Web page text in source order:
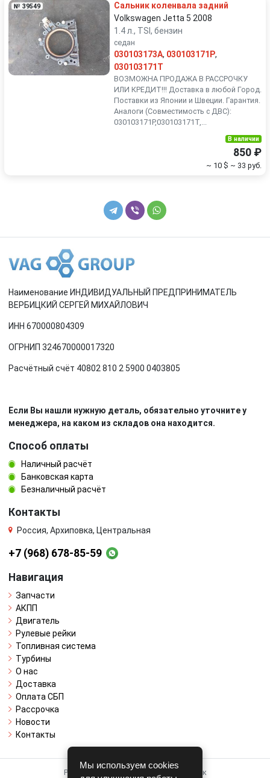
SEAT Skoda
Smart
Subaru
Volkswagen
№ 39549
Сальник коленвала задний
Volkswagen Jetta 5 2008
1.4 л., TSI, бензин
седан
030103173A, 030103171P,
030103171T
ВОЗМОЖНА ПРОДАЖА В РАССРОЧКУ
ИЛИ КРЕДИТ!!! Доставка в любой Город.
Поставки из Японии и Швеции. Гарантия.
Аналоги (Совместимость с ДВС):
030103171P,030103171T,...
В наличии
850 ₽
~ 10 $ ~ 33 руб.
Наименование ИНДИВИДУАЛЬНЫЙ ПРЕДПРИНИМАТЕЛЬ
ВЕРБИЦКИЙ СЕРГЕЙ МИХАЙЛОВИЧ
ИНН 670000804309
ОГРНИП 324670000017320
Расчётный счёт 40802 810 2 5900 0403805
Если Вы нашли нужную деталь, обязательно уточните у
менеджера, на каком из складов она находится.
Способ оплаты
Наличный расчёт
Банковская карта
Безналичный расчёт
Контакты
Россия, Архиповка, Центральная
+7 (968) 678-85-59
Навигация
Запчасти
АКПП
Двигатель
Рулевые рейки
Топливная система
Турбины
О нас
Доставка
Оплата СБП
Рассрочка
Новости
Контакты
Работает на системе для авторазборок
Мы используем cookies